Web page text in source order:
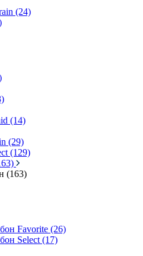
(24)
(14)
(29)
(129)
(163)
Favorite (26)
Select (17)